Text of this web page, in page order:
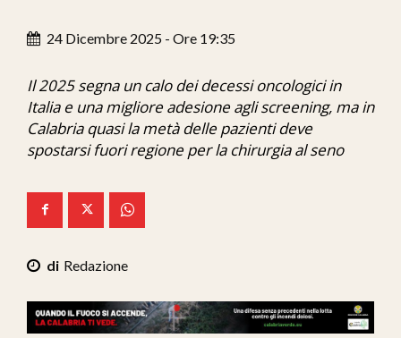
Sanità
Economia
Ita-Mondo
We Calabria
24 Dicembre 2025 - Ore 19:35
Il 2025 segna un calo dei decessi oncologici in
Italia e una migliore adesione agli screening, ma in
Calabria quasi la metà delle pazienti deve
spostarsi fuori regione per la chirurgia al seno
Redazione